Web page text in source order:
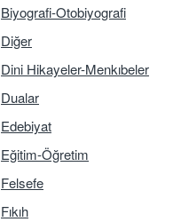
Biyografi-Otobiyografi
Diğer
Dini Hikayeler-Menkıbeler
Dualar
Edebiyat
Eğitim-Öğretim
Felsefe
Fıkıh